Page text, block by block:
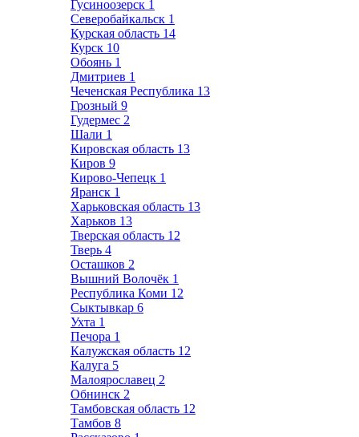
Гусиноозерск 1
Северобайкальск 1
Курская область 14
Курск 10
Обоянь 1
Дмитриев 1
Чеченская Республика 13
Грозный 9
Гудермес 2
Шали 1
Кировская область 13
Киров 9
Кирово-Чепецк 1
Яранск 1
Харьковская область 13
Харьков 13
Тверская область 12
Тверь 4
Осташков 2
Вышний Волочёк 1
Республика Коми 12
Сыктывкар 6
Ухта 1
Печора 1
Калужская область 12
Калуга 5
Малоярославец 2
Обнинск 2
Тамбовская область 12
Тамбов 8